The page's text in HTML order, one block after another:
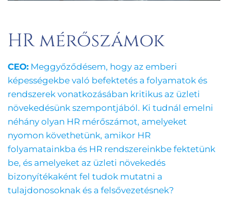
HR mérőszámok
CEO: Meggyőződésem, hogy az emberi
képességekbe való befektetés a folyamatok és
rendszerek vonatkozásában kritikus az üzleti
növekedésünk szempontjából. Ki tudnál emelni
néhány olyan HR mérőszámot, amelyeket
nyomon követhetünk, amikor HR
folyamatainkba és HR rendszereinkbe fektetünk
be, és amelyeket az üzleti növekedés
bizonyítékaként fel tudok mutatni a
tulajdonosoknak és a felsővezetésnek?